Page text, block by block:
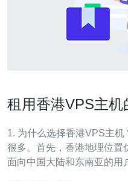
租用香港VPS主
1. 为什么选择香港VPS主
很多。首先，香港地理位置
面向中国大陆和东南亚的用